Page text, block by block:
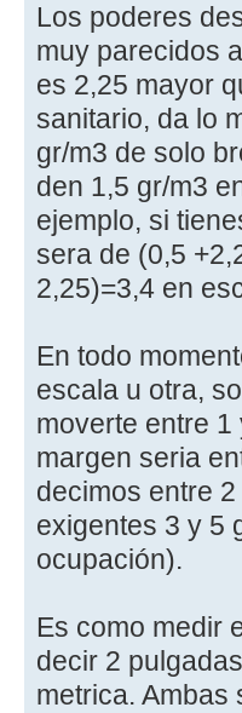
Los poderes
muy parecidos
es 2,25 mayor
sanitario, da lo
gr/m3 de solo
den 1,5 gr/m3
ejemplo, si
sera de (0,5
2,25)=3,4 en
En todo
escala u otra,
moverte entre
margen seria
decimos entre
exigentes 3 y 5
ocupación).
Es como medir
decir 2
metrica. Ambas